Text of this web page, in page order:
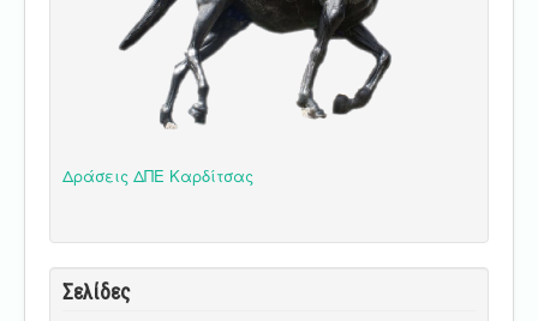
Δράσεις ΔΠΕ Καρδίτσας
Σελίδες